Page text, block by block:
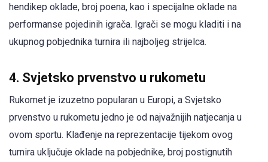
hendikep oklade, broj poena, kao i specijalne oklade na
performanse pojedinih igrača. Igrači se mogu kladiti i na
ukupnog pobjednika turnira ili najboljeg strijelca.
4. Svjetsko prvenstvo u rukometu
Rukomet je izuzetno popularan u Europi, a Svjetsko
prvenstvo u rukometu jedno je od najvažnijih natjecanja u
ovom sportu. Klađenje na reprezentacije tijekom ovog
turnira uključuje oklade na pobjednike, broj postignutih